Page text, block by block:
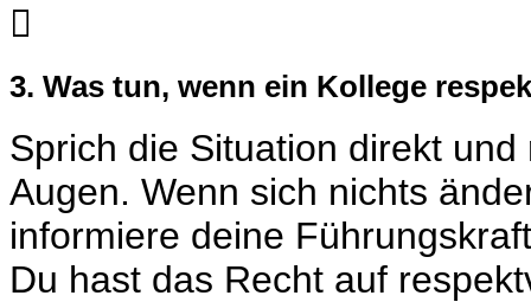

3. Was tun, wenn ein Kollege
Sprich die Situation direkt
Augen. Wenn sich nichts
informiere deine
Du hast das Recht auf